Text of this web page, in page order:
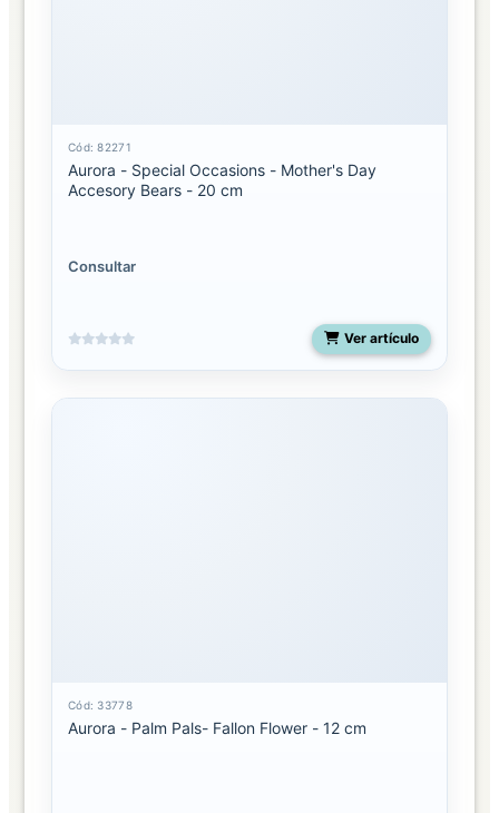
Cód: 82271
Aurora - Special Occasions - Mother's Day
Accesory Bears - 20 cm
Consultar
Ver artículo
Cód: 33778
Aurora - Palm Pals- Fallon Flower - 12 cm